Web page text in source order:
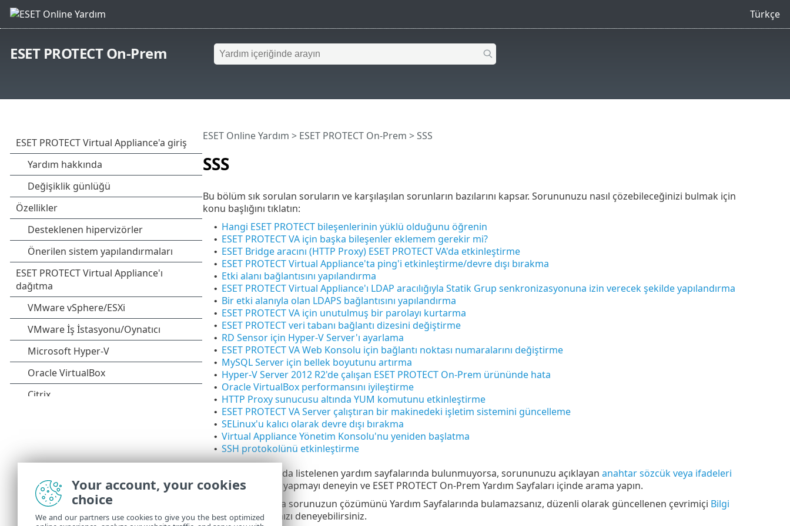
Türkçe
ESET PROTECT On-Prem
SSS
ESET Online Yardım > ESET PROTECT On-Prem >SSS
Bu bölüm sık sorulan soruların ve karşılaşılan sorunların bazılarını kapsar. Sorununuzu nasıl çözebileceğinizi bulmak için
konu başlığını tıklatın:
• Hangi ESET PROTECT bileşenlerinin yüklü olduğunu öğrenin
• ESET PROTECT VA için başka bileşenler eklemem gerekir mi?
• ESET Bridge aracını (HTTP Proxy) ESET PROTECT VA'da etkinleştirme
• ESET PROTECT Virtual Appliance'ta ping'i etkinleştirme/devre dışı bırakma
• Etki alanı bağlantısını yapılandırma
• ESET PROTECT Virtual Appliance'ı LDAP aracılığıyla Statik Grup senkronizasyonuna izin verecek şekilde yapılandırma
• Bir etki alanıyla olan LDAPS bağlantısını yapılandırma
• ESET PROTECT VA için unutulmuş bir parolayı kurtarma
• ESET PROTECT veri tabanı bağlantı dizesini değiştirme
• RD Sensor için Hyper-V Server'ı ayarlama
• ESET PROTECT VA Web Konsolu için bağlantı noktası numaralarını değiştirme
• MySQL Server için bellek boyutunu artırma
• Hyper-V Server 2012 R2'de çalışan ESET PROTECT On-Prem ürününde hata
• Oracle VirtualBox performansını iyileştirme
• HTTP Proxy sunucusu altında YUM komutunu etki̇nleşti̇rme
• ESET PROTECT VA Server çalıştıran bir makinedeki işletim sistemini güncelleme
• SELinux'u kalıcı olarak devre dışı bırakma
• Virtual Appliance Yönetim Konsolu'nu yeniden başlatma
• SSH protokolünü etkinleştirme
Sorununuz yukarıda listelenen yardım sayfalarında bulunmuyorsa, sorununuzu açıklayan anahtar sözcük veya ifadeleri
kullanarak arama yapmayı deneyin ve ESET PROTECT On-Prem Yardım Sayfaları içinde arama yapın.
Sorununuzun veya sorunuzun çözümünü Yardım Sayfalarında bulamazsanız, düzenli olarak güncellenen çevrimiçi Bilgi
Bankasıkaynağımızı deneyebilirsiniz.
Your account, your cookies
choice
We and our partners use cookies to give you the best optimized